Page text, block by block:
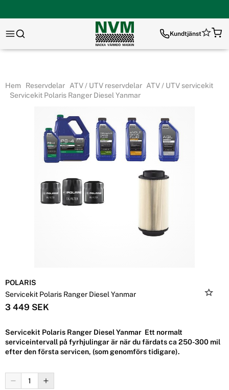
Kundtjänst
Hem Reservdelar ATV / UTV reservdelar ATV / UTV servicekit
Servicekit Polaris Ranger Diesel Yanmar
POLARIS
Servicekit Polaris Ranger Diesel Yanmar
3 449 SEK
Servicekit Polaris Ranger Diesel Yanmar Ett normalt
serviceintervall på fyrhjulingar är när du färdats ca 250-300 mil
efter den första servicen, (som genomförs tidigare).